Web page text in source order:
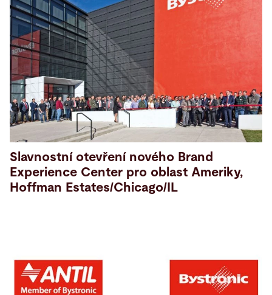
Slavnostní otevření nového Brand
Experience Center pro oblast Ameriky,
Hoffman Estates/Chicago/IL